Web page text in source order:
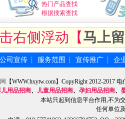
热门产品查找
根据搜索查找
右侧浮动【马上
公司宣传 ┆ 服务范围 ┆ 宣传推广 ┆ 企
【WWW.hxytw.com】CopyRight 2012-2017
用品招商、 儿童用品招商、 孕妇用品招商、
本站只起到信息平台作用,不为
任何单位